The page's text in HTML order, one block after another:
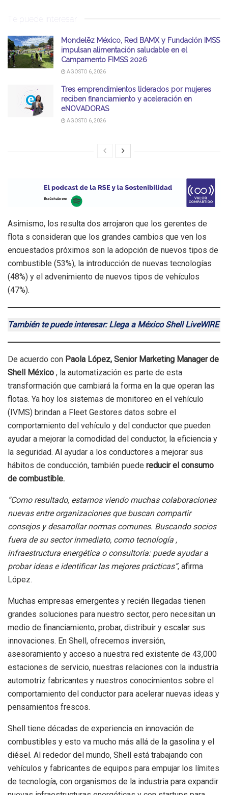
Te puede interesar
Mondelēz México, Red BAMX y Fundación IMSS
impulsan alimentación saludable en el
Campamento FIMSS 2026
AGOSTO 6, 2026
Tres emprendimientos liderados por mujeres
reciben financiamiento y aceleración en
eNOVADORAS
AGOSTO 6, 2026
Asimismo, los resulta dos arrojaron que los gerentes de
flota s consideran que los grandes cambios que ven los
encuestados próximos son la adopción de nuevos tipos de
combustible (53%), la introducción de nuevas tecnologías
(48%) y el advenimiento de nuevos tipos de vehículos
(47%).
También te puede interesar: Llega a México Shell LiveWIRE
De acuerdo con Paola López, Senior Marketing Manager de
Shell México , la automatización es parte de esta
transformación que cambiará la forma en la que operan las
flotas. Ya hoy los sistemas de monitoreo en el vehículo
(IVMS) brindan a Fleet Gestores datos sobre el
comportamiento del vehículo y del conductor que pueden
ayudar a mejorar la comodidad del conductor, la eficiencia y
la seguridad. Al ayudar a los conductores a mejorar sus
hábitos de conducción, también puede reducir el consumo
de combustible.
“Como resultado, estamos viendo muchas colaboraciones
nuevas entre organizaciones que buscan compartir
consejos y desarrollar normas comunes. Buscando socios
fuera de su sector inmediato, como tecnología ,
infraestructura energética o consultoría: puede ayudar a
probar ideas e identificar las mejores prácticas”, afirma
López.
Muchas empresas emergentes y recién llegadas tienen
grandes soluciones para nuestro sector, pero necesitan un
medio de financiamiento, probar, distribuir y escalar sus
innovaciones. En Shell, ofrecemos inversión,
asesoramiento y acceso a nuestra red existente de 43,000
estaciones de servicio, nuestras relaciones con la industria
automotriz fabricantes y nuestros conocimientos sobre el
comportamiento del conductor para acelerar nuevas ideas y
pensamientos frescos.
Shell tiene décadas de experiencia en innovación de
combustibles y esto va mucho más allá de la gasolina y el
diésel. Al rededor del mundo, Shell está trabajando con
vehículos y fabricantes de equipos para empujar los límites
de tecnología, con organismos de la industria para expandir